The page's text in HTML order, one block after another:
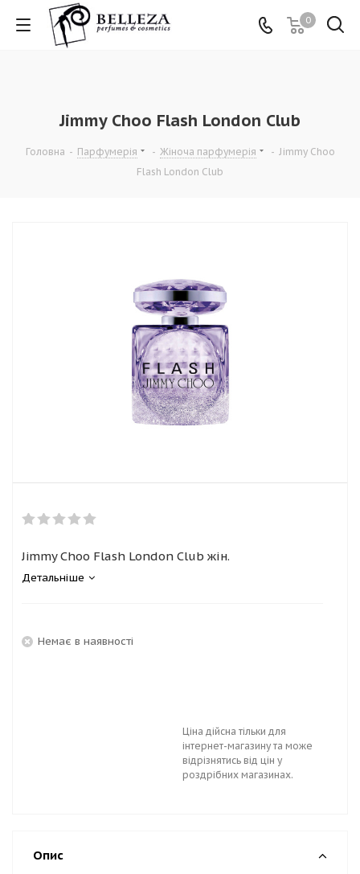
0
Jimmy Choo Flash London Club
Головна - Парфумерія - Жіноча парфумерія - Jimmy Choo
Flash London Club
Jimmy Choo Flash London Club жін.
Детальніше
Немає в наявності
Ціна дійсна тільки для
інтернет-магазину та може
відрізнятись від цін у
роздрібних магазинах.
Опис